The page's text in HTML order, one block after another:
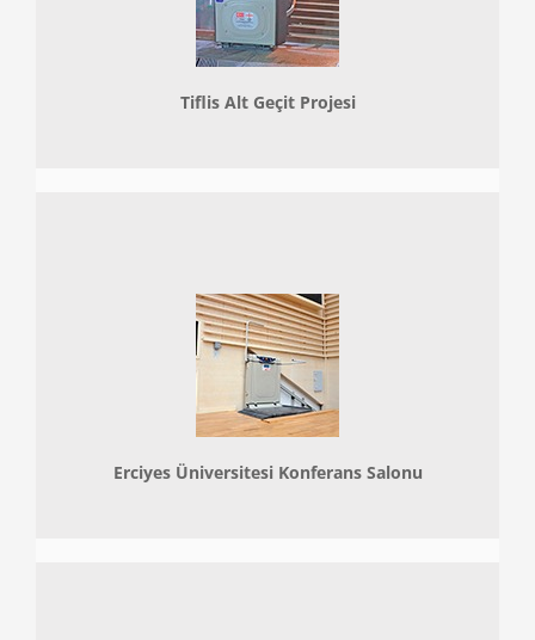
Tiflis Alt Geçit Projesi
Erciyes Üniversitesi Konferans Salonu